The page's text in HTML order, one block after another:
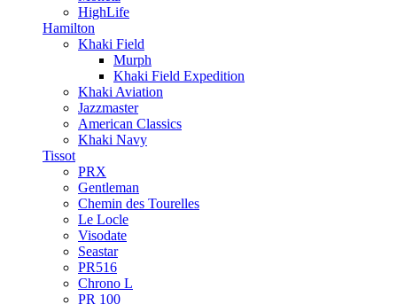
HighLife
Hamilton
Khaki Field
Murph
Khaki Field Expedition
Khaki Aviation
Jazzmaster
American Classics
Khaki Navy
Tissot
PRX
Gentleman
Chemin des Tourelles
Le Locle
Visodate
Seastar
PR516
Chrono L
PR 100